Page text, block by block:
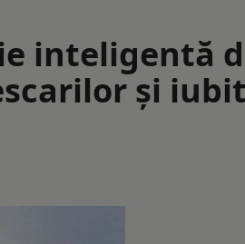
inteligentă
și